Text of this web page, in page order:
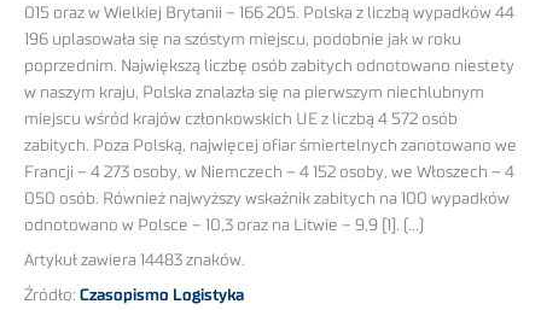
015 oraz w Wielkiej Brytanii – 166 205. Polska z liczbą wypadków 44
196 uplasowała się na szóstym miejscu, podobnie jak w roku
poprzednim. Największą liczbę osób zabitych odnotowano niestety
w naszym kraju, Polska znalazła się na pierwszym niechlubnym
miejscu wśród krajów członkowskich UE z liczbą 4 572 osób
zabitych. Poza Polską, najwięcej ofiar śmiertelnych zanotowano we
Francji – 4 273 osoby, w Niemczech – 4 152 osoby, we Włoszech – 4
050 osób. Również najwyższy wskaźnik zabitych na 100 wypadków
odnotowano w Polsce – 10,3 oraz na Litwie – 9,9 [1]. (…)
Artykuł zawiera 14483 znaków.
Źródło: Czasopismo Logistyka